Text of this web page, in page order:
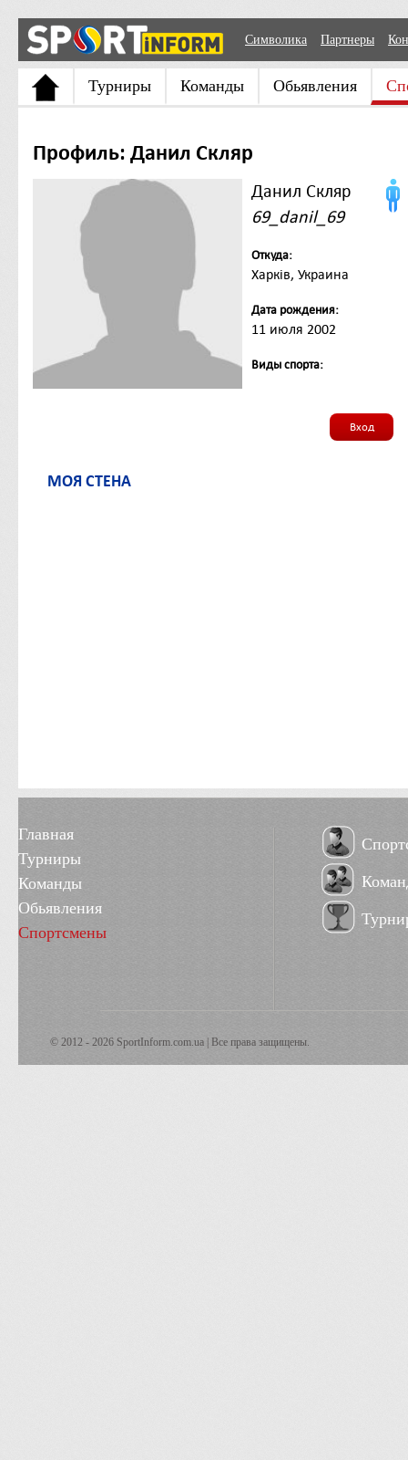
Символика Партнеры
Турниры Команды Обьявления
Профиль: Данил Скляр
Данил Скляр
69_danil_69
Откуда:
Харків, Украина
Дата рождения:
11 июля 2002
Виды спорта:
Вход
МОЯ СТЕНА
Главная
Турниры
Команды
Обьявления
Спортсмены
© 2012 - 2026 SportInform.com.ua | Все права защищены.